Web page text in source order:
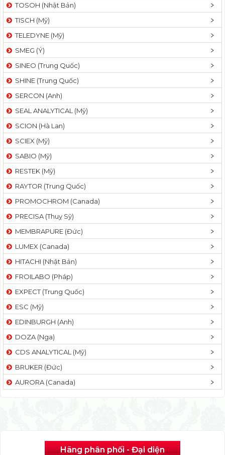
TOSOH (Nhật Bản)
TISCH (Mỹ)
TELEDYNE (Mỹ)
SMEG (Ý)
SINEO (Trung Quốc)
SHINE (Trung Quốc)
SERCON (Anh)
SEAL ANALYTICAL (Mỹ)
SCION (Hà Lan)
SCIEX (Mỹ)
SABIO (Mỹ)
RESTEK (Mỹ)
RAYTOR (Trung Quốc)
PROMOCHROM (Canada)
PRECISA (Thuỵ Sỹ)
MEMBRAPURE (Đức)
LUMEX (Canada)
HITACHI (Nhật Bản)
FROILABO (Pháp)
EXPECT (Trung Quốc)
ESC (Mỹ)
EDINBURGH (Anh)
DOZA (Nga)
CDS ANALYTICAL (Mỹ)
BRUKER (Đức)
AURORA (Canada)
Hãng phân phối - Đại diện